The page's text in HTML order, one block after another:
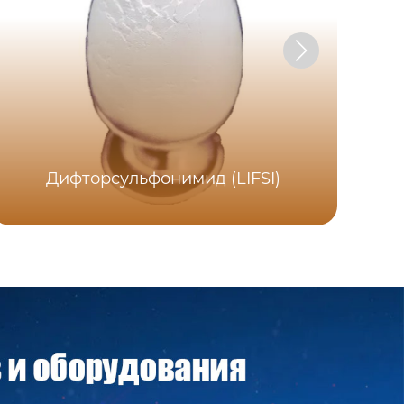
Дифторсульфонимид (LIFSI)